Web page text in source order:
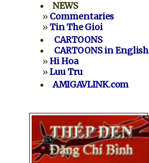
NEWS
» Commentaries
»Tin The Gioi
CARTOONS
CARTOONS in English
»Hi Hoa
»Luu Tru
AMIGAVLINK.com